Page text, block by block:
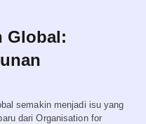
Global:
semakin menjadi isu yang
dari Organisation for